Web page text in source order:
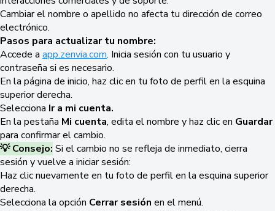
Cambiar el nombre o apellido no afecta tu dirección de correo
electrónico.
Pasos para actualizar tu nombre:
Accede a app.zenvia.com. Inicia sesión con tu usuario y
contraseña si es necesario.
En la página de inicio, haz clic en tu foto de perfil en la esquina
superior derecha.
Selecciona Ir a mi cuenta.
En la pestaña Mi cuenta, edita el nombre y haz clic en Guardar
para confirmar el cambio.
💡 Consejo: Si el cambio no se refleja de inmediato, cierra
sesión y vuelve a iniciar sesión:
Haz clic nuevamente en tu foto de perfil en la esquina superior
derecha.
Selecciona la opción Cerrar sesión en el menú.